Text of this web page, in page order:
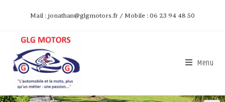
Mail : jonathan@glgmotors.fr / Mobile : 06 23 94 48 50
Menu